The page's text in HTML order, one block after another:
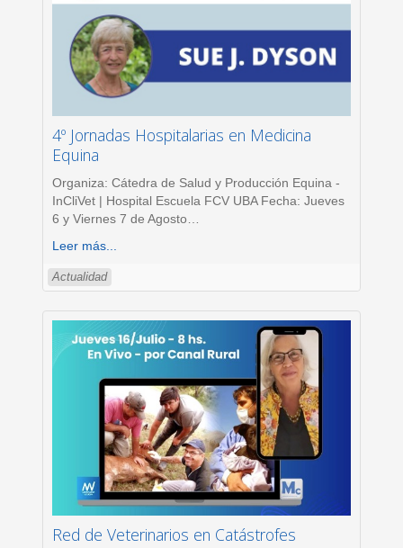
4º Jornadas Hospitalarias en Medicina
Equina
Organiza: Cátedra de Salud y Producción Equina -
InCliVet | Hospital Escuela FCV UBA Fecha: Jueves
6 y Viernes 7 de Agosto…
Leer más...
Actualidad
Red de Veterinarios en Catástrofes